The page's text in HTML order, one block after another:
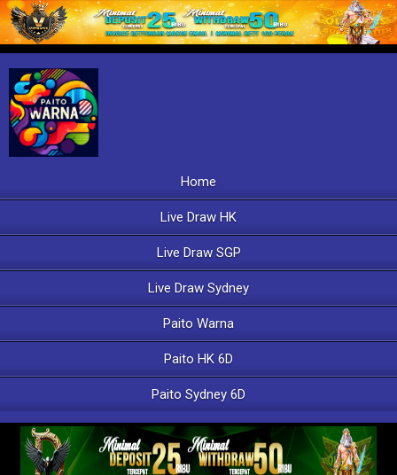
Home
Live Draw HK
Live Draw SGP
Live Draw Sydney
Paito Warna
Paito HK 6D
Paito Sydney 6D